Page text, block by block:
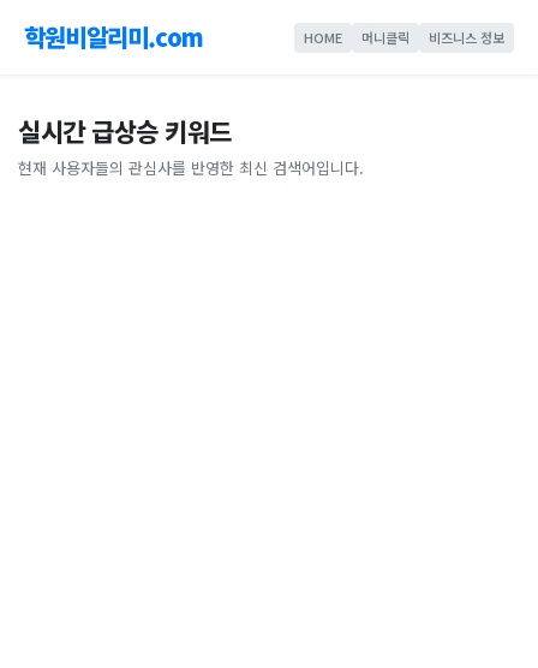
학원비알리미.com HOME 머니클릭 비즈니스 정보
실시간 급상승 키워드
현재 사용자들의 관심사를 반영한 최신 검색어입니다.